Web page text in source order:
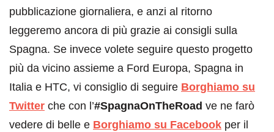
pubblicazione giornaliera, e anzi al ritorno
leggeremo ancora di più grazie ai consigli sulla
Spagna. Se invece volete seguire questo progetto
più da vicino assieme a Ford Europa, Spagna in
Italia e HTC, vi consiglio di seguire Borghiamo su
Twitter che con l’#SpagnaOnTheRoad ve ne farò
vedere di belle e Borghiamo su Facebook per il